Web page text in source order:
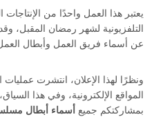
يعتبر هذا العمل واحدًا من
التلفزيونية لشهر رمضان المقبل،
عن أسماء فريق العمل وأبطال
ونظرًا لهذا الإعلان، انتشرت
المواقع الإلكترونية، وفي هذا
بمشاركتكم جميع